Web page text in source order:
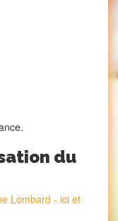
du
Lombard - ici et